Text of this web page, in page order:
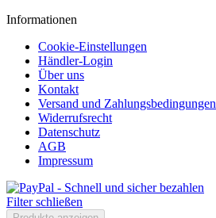
Informationen
Cookie-Einstellungen
Händler-Login
Über uns
Kontakt
Versand und Zahlungsbedingungen
Widerrufsrecht
Datenschutz
AGB
Impressum
Filter schließen